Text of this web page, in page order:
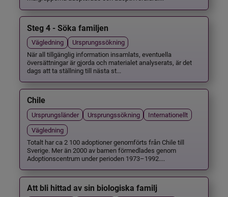
Steg 4 - Söka familjen
Vägledning
Ursprungssökning
När all tillgänglig information insamlats, eventuella
översättningar är gjorda och materialet analyserats, är det
dags att ta ställning till nästa st...
Chile
Ursprungsländer Ursprungssökning
Internationellt
Vägledning
Totalt har ca 2 100 adoptioner genomförts från Chile till
Sverige. Mer än 2000 av barnen förmedlades genom
Adoptionscentrum under perioden 1973–1992....
Att bli hittad av sin biologiska familj